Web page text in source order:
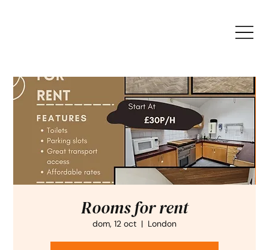
Rooms for rent
dom, 12 oct
  |
London